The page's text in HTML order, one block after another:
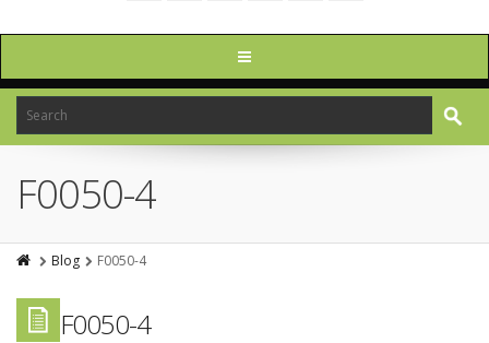
F0050-4
Blog F0050-4
F0050-4